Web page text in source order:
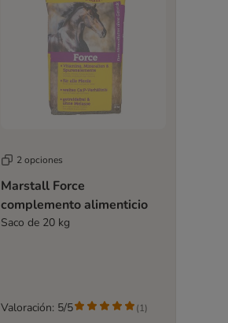
2 opciones
Marstall Force
complemento alimenticio
Saco de 20 kg
Valoración: 5/5 (1)